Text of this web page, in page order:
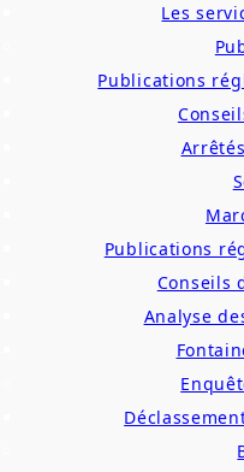
Les
Publications
Publications
Conseils
Analyse